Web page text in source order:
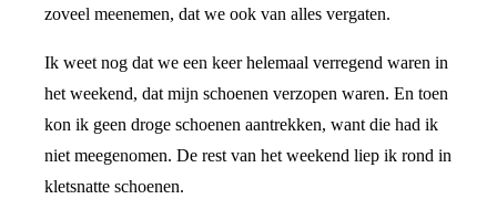
zoveel meenemen, dat we ook van alles vergaten.
Ik weet nog dat we een keer helemaal verregend waren in
het weekend, dat mijn schoenen verzopen waren. En toen
kon ik geen droge schoenen aantrekken, want die had ik
niet meegenomen. De rest van het weekend liep ik rond in
kletsnatte schoenen.